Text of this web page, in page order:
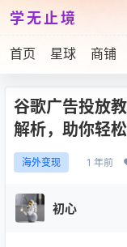
学无止境
首页 星球 商铺
谷歌广告投放
解析，助你轻
海外变现 1 年前
初心